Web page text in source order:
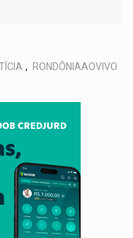
,
RONDÔNIAAOVIVO